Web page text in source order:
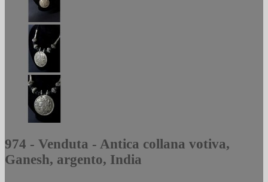
974 - Venduta - Antica collana votiva,
Ganesh, argento, India